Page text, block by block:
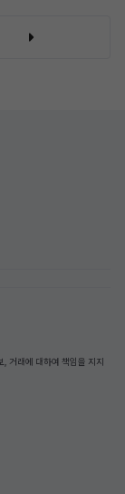
거래에 대하여 책임을 지지